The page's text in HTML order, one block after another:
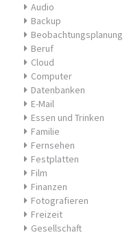
Audio
Backup
Beobachtungsplanung
Beruf
Cloud
Computer
Datenbanken
E-Mail
Essen und Trinken
Familie
Fernsehen
Festplatten
Film
Finanzen
Fotografieren
Freizeit
Gesellschaft